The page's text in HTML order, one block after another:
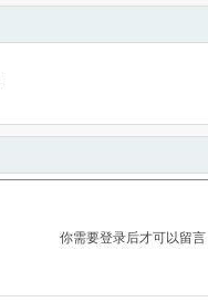
你需要登录后才可以留言